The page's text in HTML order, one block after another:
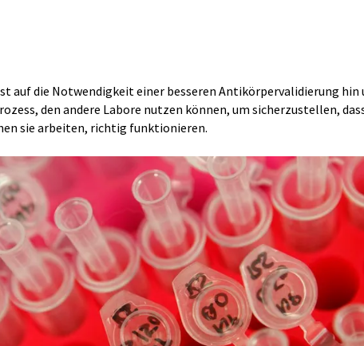
auf die Notwendigkeit einer besseren Antikörpervalidierung hin
den andere Labore nutzen können, um sicherzustellen,
sie arbeiten, richtig funktionieren.